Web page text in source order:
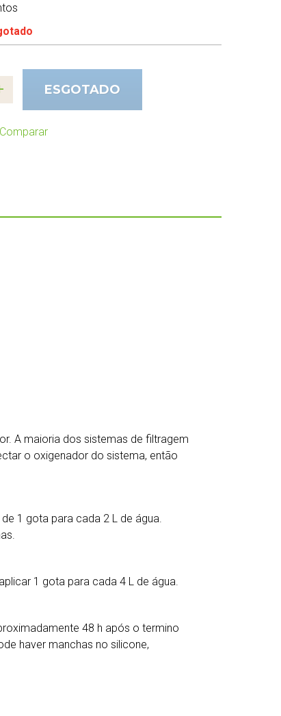
ESGOTADO
Comparar
A maioria dos sistemas de filtragem
o oxigenador do sistema, então
1 gota para cada 2 L de água.
1 gota para cada 4 L de água.
48 h após o termino
haver manchas no silicone,